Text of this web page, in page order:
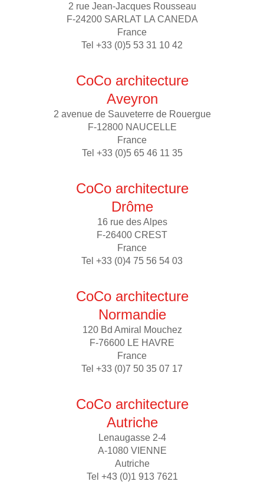
2 rue Jean-Jacques Rousseau
F-24200 SARLAT LA CANEDA
France
Tel +33 (0)5 53 31 10 42
CoCo architecture
Aveyron
2 avenue de Sauveterre de Rouergue
F-12800 NAUCELLE
France
Tel +33 (0)5 65 46 11 35
CoCo architecture
Drôme
16 rue des Alpes
F-26400 CREST
France
Tel +33 (0)4 75 56 54 03
CoCo architecture
Normandie
120 Bd Amiral Mouchez
F-76600 LE HAVRE
France
Tel +33 (0)7 50 35 07 17
CoCo architecture
Autriche
Lenaugasse 2-4
A-1080 VIENNE
Autriche
Tel +43 (0)1 913 7621